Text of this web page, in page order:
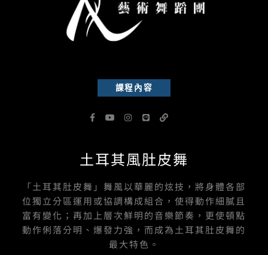
課程內容
F
a
o
o
f
Y
o
b
e
I
n
g
r
L
i
L
i
土耳其風肚皮舞
「土耳其肚皮舞」舞風以華麗的炫技，將身體各部
位獨立分區運用或協調構成組合，使得動作細膩且
富有變化；再加上層次鮮明的音樂節奏，更使頓點
動作俐落分明、爆發力強，而成為土耳其肚皮舞的
最大特色。